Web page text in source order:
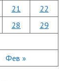
Фев »
21
22
28
29